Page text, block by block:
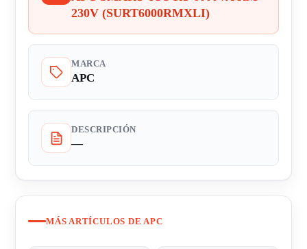
230V (SURT6000RMXLI)
MARCA
APC
DESCRIPCIÓN
—
MÁS ARTÍCULOS DE APC